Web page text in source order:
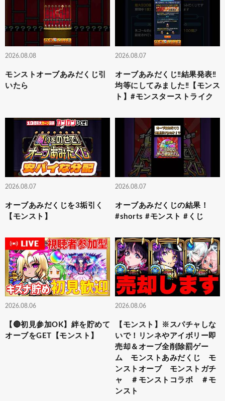
2026.08.08
モンストオーブあみだくじ引
いたら
2026.08.07
オーブあみだくじ‼️結果発表‼️
均等にしてみました‼️【モンス
ト】#モンスターストライク
2026.08.07
オーブあみだくじを3垢引く
【モンスト】
2026.08.07
オーブあみだくじの結果！
#shorts #モンスト #くじ
2026.08.06
【🔴初見参加OK】絆を貯めて
オーブをGET【モンスト】
2026.08.06
【モンスト】※スパチャしな
いで！リンネやアイボリー即
売却＆オーブ全削除罰ゲー
ム モンストあみだくじ モ
ンストオーブ モンストガチ
ャ ＃モンストコラボ ＃モ
ンスト